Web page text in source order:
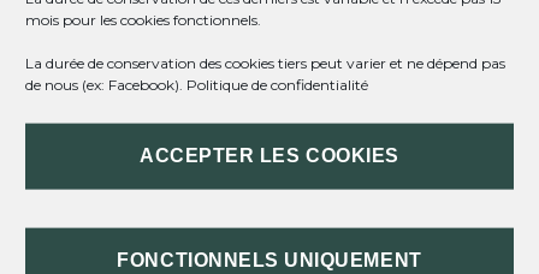
mois pour les cookies fonctionnels.
La durée de conservation des cookies tiers peut varier et ne dépend pas
de nous (ex: Facebook). Politique de confidentialité
ACCEPTER LES COOKIES
FONCTIONNELS UNIQUEMENT
Impossible de trouver la fiche : F16162.xml
Le bourg